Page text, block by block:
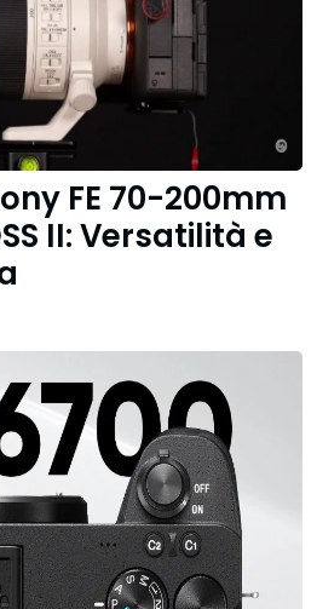
FE 70-200mm
II: Versatilità e